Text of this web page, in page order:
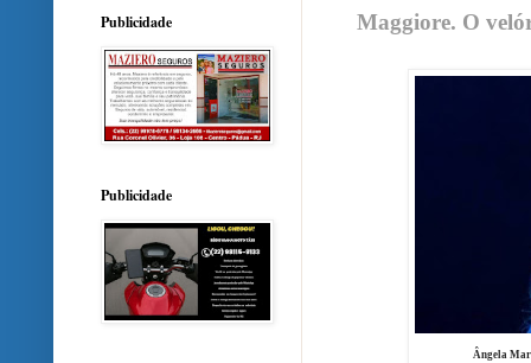
Maggiore. O
Ângela
Publicidade
Publicidade